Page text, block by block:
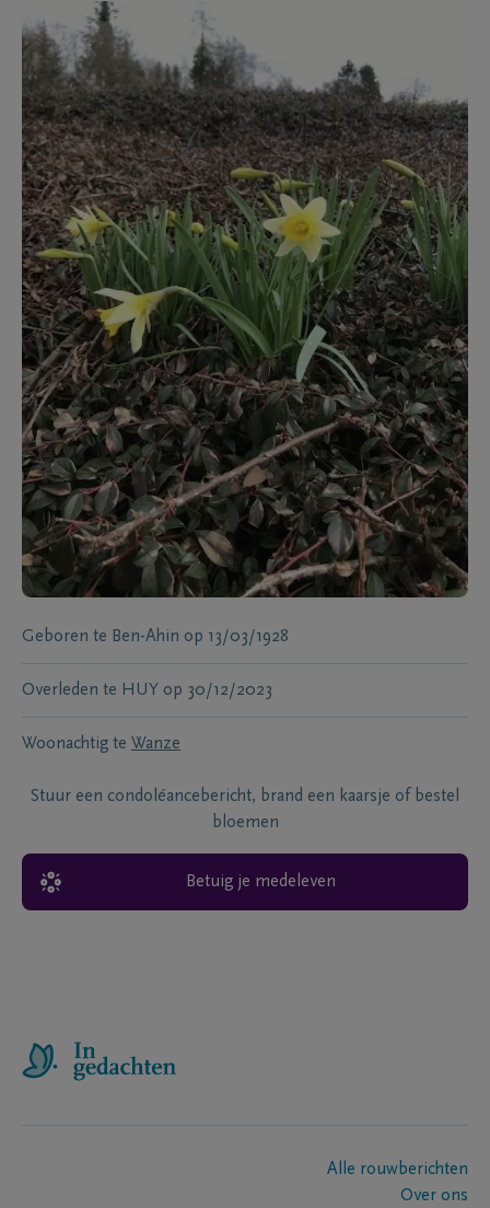
Geboren te Ben-Ahin op 13/03/1928
Overleden te HUY op 30/12/2023
Woonachtig te Wanze
Stuur een condoléancebericht, brand een kaarsje of bestel
bloemen
Betuig je medeleven
Alle rouwberichten
Over ons